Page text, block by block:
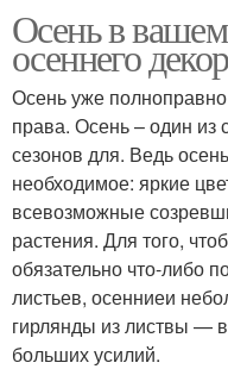
Осень в
осеннего
Осень уже
права. Осень – один
сезонов для. Ведь
необходимое: яркие
всевозможные
растения. Для того,
обязательно что-либо
листьев, осенниеи
гирлянды из листвы —
больших усилий.